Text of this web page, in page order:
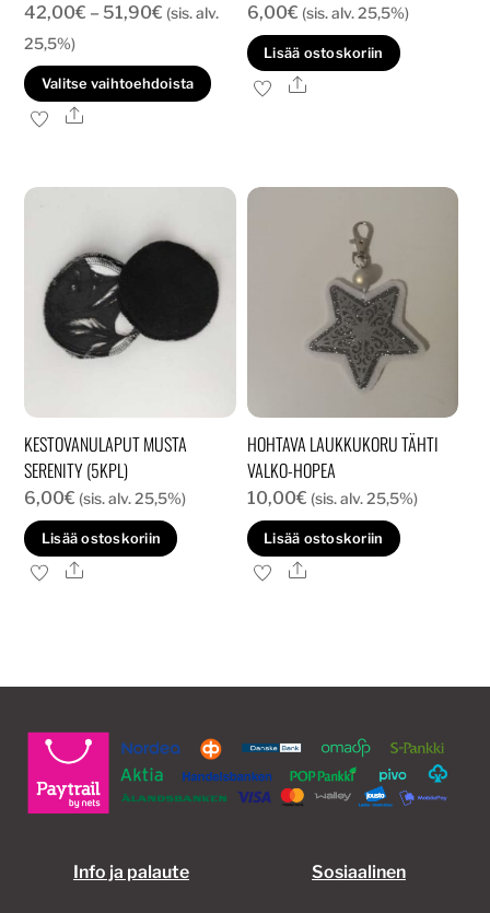
42,00€ – 51,90€ Hintaluokka:
-
51,90€
(sis. alv.
25,5%)
Valitse vaihtoehdoista
Tällä
muunnelma.
Ale
6,00€ (sis. alv. 25,5%)
Lisää ostoskoriin
Ale
KESTOVANULAPUT MUSTA
SERENITY (5KPL)
6,00€ (sis. alv. 25,5%)
Lisää ostoskoriin
Ale
HOHTAVA LAUKKUKORU TÄHTI
VALKO-HOPEA
10,00€ (sis. alv. 25,5%)
Lisää ostoskoriin
Ale
Info ja palaute Sosiaalinen